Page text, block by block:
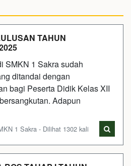
TAHUN
SMKN 1 Sakra sudah
ditandai dengan
bagi Peserta Didik Kelas XII
Adapun
1 Sakra - Dilihat 1302 kali